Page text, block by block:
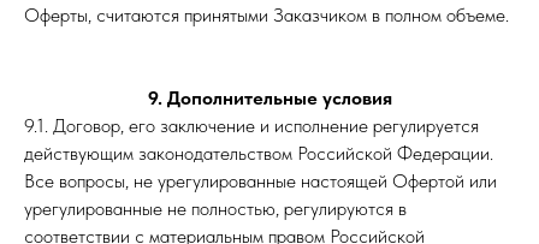
Оферты, считаются принятыми Заказчиком в полном объеме.
9. Дополнительные условия
9.1. Договор, его заключение и исполнение регулируется
действующим законодательством Российской Федерации.
Все вопросы, не урегулированные настоящей Офертой или
урегулированные не полностью, регулируются в
соответствии с материальным правом Российской